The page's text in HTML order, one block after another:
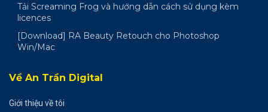
Tải Screaming Frog và hướng dẫn cách sử dụng kèm
licences
[Download] RA Beauty Retouch cho Photoshop
Win/Mac
Về An Trần Digital
Giới thiệu về tôi